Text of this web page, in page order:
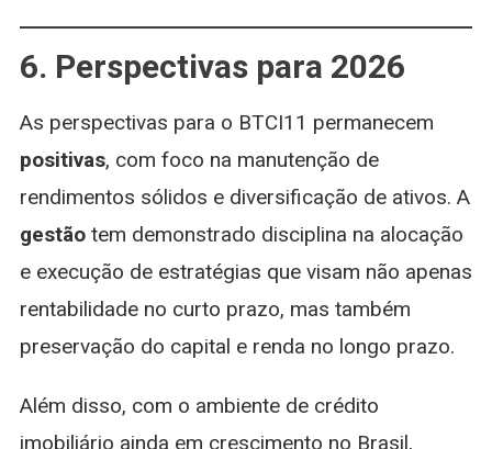
6. Perspectivas para 2026
As perspectivas para o BTCI11 permanecem
positivas, com foco na manutenção de
rendimentos sólidos e diversificação de ativos. A
gestãotem demonstrado disciplina na alocação
e execução de estratégias que visam não apenas
rentabilidade no curto prazo, mas também
preservação do capital e renda no longo prazo.
Além disso, com o ambiente de crédito
imobiliário ainda em crescimento no Brasil,